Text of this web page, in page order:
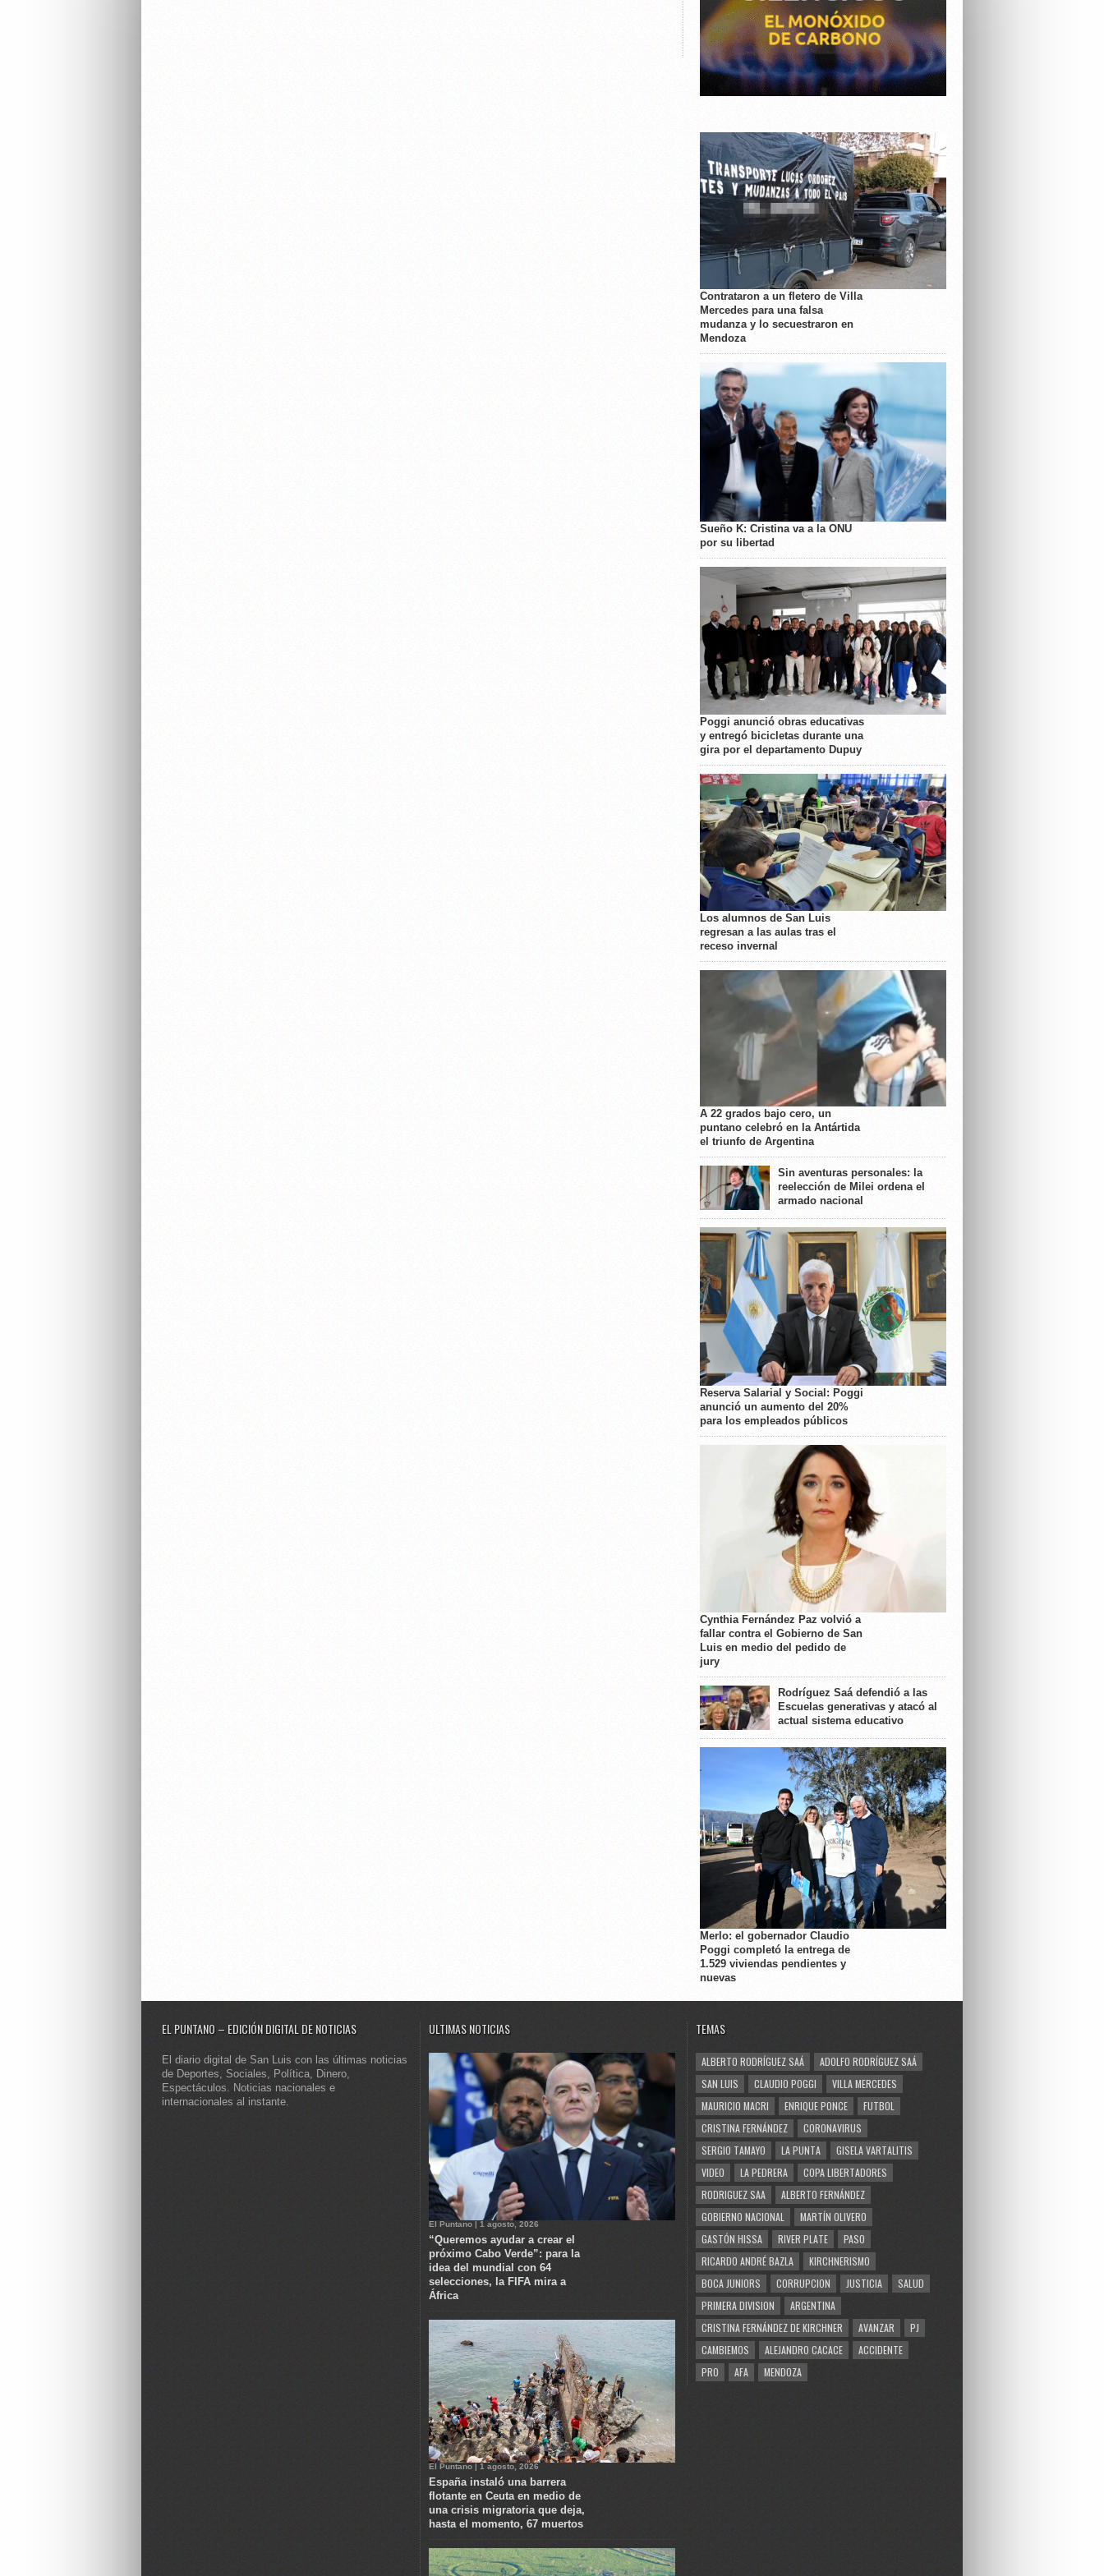
Contrataron a un fletero de Villa
Mercedes para una falsa
mudanza y lo secuestraron en
Mendoza
Sueño K: Cristina va a la ONU
por su libertad
Poggi anunció obras educativas
y entregó bicicletas durante una
gira por el departamento Dupuy
Los alumnos de San Luis
regresan a las aulas tras el
receso invernal
A 22 grados bajo cero, un
puntano celebró en la Antártida
el triunfo de Argentina
Sin aventuras personales: la
reelección de Milei ordena el
armado nacional
Reserva Salarial y Social: Poggi
anunció un aumento del 20%
para los empleados públicos
Cynthia Fernández Paz volvió a
fallar contra el Gobierno de San
Luis en medio del pedido de
jury
Rodríguez Saá defendió a las
Escuelas generativas y atacó al
actual sistema educativo
Merlo: el gobernador Claudio
Poggi completó la entrega de
1.529 viviendas pendientes y
nuevas
EL PUNTANO – EDICIÓN DIGITAL DE NOTICIAS
El diario digital de San Luis con las últimas noticias
de Deportes, Sociales, Política, Dinero,
Espectáculos. Noticias nacionales e
internacionales al instante.
ULTIMAS NOTICIAS
El Puntano | 1 agosto, 2026
“Queremos ayudar a crear el
próximo Cabo Verde”: para la
idea del mundial con 64
selecciones, la FIFA mira a
África
El Puntano | 1 agosto, 2026
España instaló una barrera
flotante en Ceuta en medio de
una crisis migratoria que deja,
hasta el momento, 67 muertos
TEMAS
ALBERTO RODRÍGUEZ SAÁ
ADOLFO RODRÍGUEZ SAÁ
SAN LUIS
CLAUDIO POGGI
VILLA MERCEDES
MAURICIO MACRI
ENRIQUE PONCE
FUTBOL
CRISTINA FERNÁNDEZ
CORONAVIRUS
SERGIO TAMAYO
LA PUNTA
GISELA VARTALITIS
VIDEO
LA PEDRERA
COPA LIBERTADORES
RODRIGUEZ SAA
ALBERTO FERNÁNDEZ
GOBIERNO NACIONAL
MARTÍN OLIVERO
GASTÓN HISSA
RIVER PLATE
PASO
RICARDO ANDRÉ BAZLA
KIRCHNERISMO
BOCA JUNIORS
CORRUPCION JUSTICIA
SALUD
PRIMERA DIVISION
ARGENTINA
CRISTINA FERNÁNDEZ DE KIRCHNER
AVANZAR
PJ
CAMBIEMOS
ALEJANDRO CACACE
ACCIDENTE
PRO
AFA MENDOZA